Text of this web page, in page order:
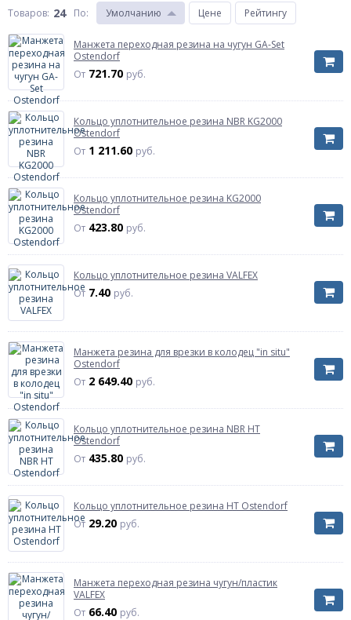
Товаров: 24 По: Умолчанию Цене Рейтингу
Манжета переходная резина на чугун GA-Set
Ostendorf
От 721.70 руб.
Кольцо уплотнительное резина NBR KG2000
Ostendorf
От 1 211.60 руб.
Кольцо уплотнительное резина KG2000
Ostendorf
От 423.80 руб.
Кольцо уплотнительное резина VALFEX
От 7.40 руб.
Манжета резина для врезки в колодец "in situ"
Ostendorf
От 2 649.40 руб.
Кольцо уплотнительное резина NBR HT
Ostendorf
От 435.80 руб.
Кольцо уплотнительное резина HT Ostendorf
От 29.20 руб.
Манжета переходная резина чугун/пластик
VALFEX
От 66.40 руб.